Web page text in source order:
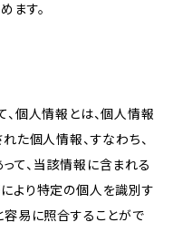
ます。
、個人情報とは、個人情報
た個人情報、すなわち、
て、当該情報に含まれる
より特定の個人を識別す
容易に照合することがで